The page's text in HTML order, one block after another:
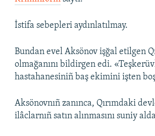
İstifa sebepleri aydınlatılmay.
Bundan evel Aksönov işğal etilgen
olmağanını bildirgen edi.
hastahanesiniñ baş ekimini işten
Aksönovnıñ zanınca, Qırımdaki
ilâclarnıñ satın alınmasını suniy